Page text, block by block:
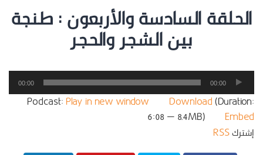
الحلقة السادسة والأربعون : طنجة
بين الشجر والحجر
مشغل
الصوت
00:00
00:00
Podcast: Play in new window Download(Duration:
6:08 — 8.4MB) | Embed
إشتركRSS